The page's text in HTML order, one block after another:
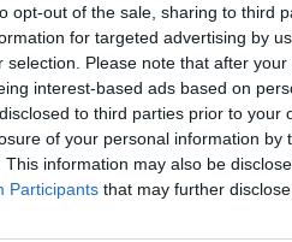
opt-out of the sale, sharing to third
for targeted advertising by
selection. Please note that after
interest-based ads based on
to third parties prior to
of your personal information by
This information may also be
Participants that may further
bottiglia il